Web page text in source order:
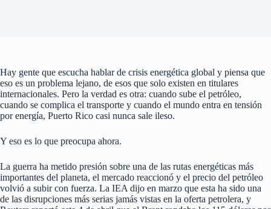
Hay gente que escucha hablar de crisis energética global y piensa que
eso es un problema lejano, de esos que solo existen en titulares
internacionales. Pero la verdad es otra: cuando sube el petróleo,
cuando se complica el transporte y cuando el mundo entra en tensión
por energía, Puerto Rico casi nunca sale ileso.
Y eso es lo que preocupa ahora.
La guerra ha metido presión sobre una de las rutas energéticas más
importantes del planeta, el mercado reaccionó y el precio del petróleo
volvió a subir con fuerza. La IEA dijo en marzo que esta ha sido una
de las disrupciones más serias jamás vistas en la oferta petrolera, y